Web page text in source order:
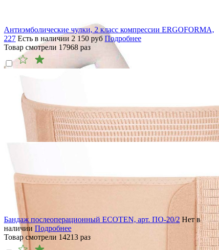
Антиэмболические чулки, 2 класс компрессии ERGOFORMA,
227 Есть в наличии 2 150 руб Подробнее
Товар смотрели 17968 раз
Бандаж послеоперационный ECOTEN, арт. ПО-20/2 Нет в
наличии Подробнее
Товар смотрели 14213 раз